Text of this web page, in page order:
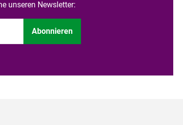
unseren Newsletter:
Abonnieren